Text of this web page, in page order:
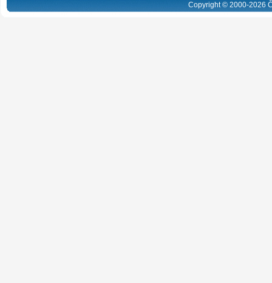
Copyright © 2000-2026